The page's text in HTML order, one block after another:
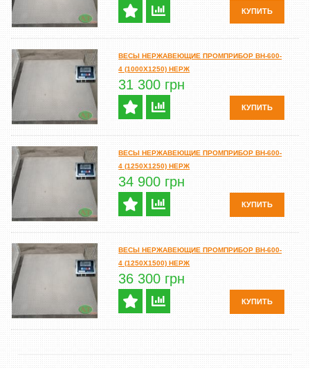
КУПИТЬ
ВЕСЫ НЕРЖАВЕЮЩИЕ ПРОМПРИБОР ВН-600-
4 (1000Х1250) НЕРЖ
31 300 грн
КУПИТЬ
ВЕСЫ НЕРЖАВЕЮЩИЕ ПРОМПРИБОР ВН-600-
4 (1250Х1250) НЕРЖ
34 900 грн
КУПИТЬ
ВЕСЫ НЕРЖАВЕЮЩИЕ ПРОМПРИБОР ВН-600-
4 (1250Х1500) НЕРЖ
36 300 грн
КУПИТЬ